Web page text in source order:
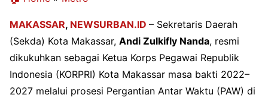
MAKASSAR, NEWSURBAN.ID – Sekretaris Daerah
(Sekda) Kota Makassar, Andi Zulkifly Nanda, resmi
dikukuhkan sebagai Ketua Korps Pegawai Republik
Indonesia (KORPRI) Kota Makassar masa bakti 2022–
2027 melalui prosesi Pergantian Antar Waktu (PAW) di